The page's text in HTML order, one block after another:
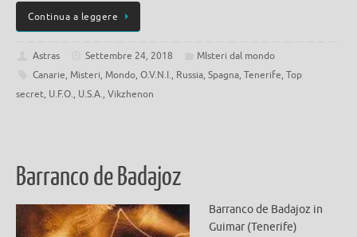
Continua a leggere
Astras Settembre 24, 2018
MIsteri dal mondo
Canarie, Misteri, Mondo, O.V.N.I., Russia, Spagna, Tenerife, Top
secret, U.F.O., U.S.A., Vikzhenon
Barranco de Badajoz
Barranco de Badajoz in
Guimar (Tenerife)